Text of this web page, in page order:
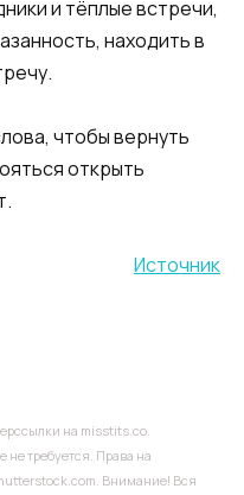
и тёплые встречи,
находить в
чтобы вернуть
открыть
Источник
на misstits.co.
требуется. Права на
Внимание! Вся